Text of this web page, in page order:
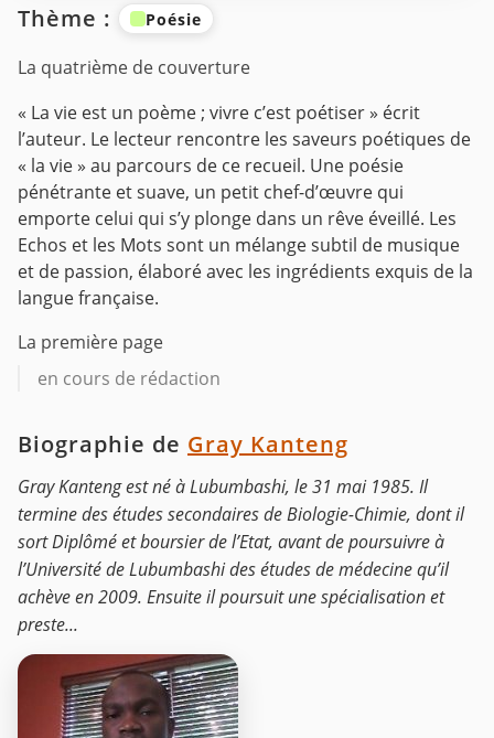
Thème : Poésie
La quatrième de couverture
« La vie est un poème ; vivre c’est poétiser » écrit
l’auteur. Le lecteur rencontre les saveurs poétiques de
« la vie » au parcours de ce recueil. Une poésie
pénétrante et suave, un petit chef-d’œuvre qui
emporte celui qui s’y plonge dans un rêve éveillé. Les
Echos et les Mots sont un mélange subtil de musique
et de passion, élaboré avec les ingrédients exquis de la
langue française.
La première page
en cours de rédaction
Biographie de Gray Kanteng
Gray Kanteng est né à Lubumbashi, le 31 mai 1985. Il
termine des études secondaires de Biologie-Chimie, dont il
sort Diplômé et boursier de l’Etat, avant de poursuivre à
l’Université de Lubumbashi des études de médecine qu’il
achève en 2009. Ensuite il poursuit une spécialisation et
preste...